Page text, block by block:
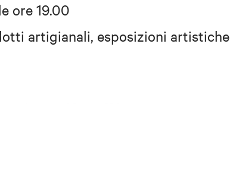
ore 19.00
artigianali, esposizioni artistiche